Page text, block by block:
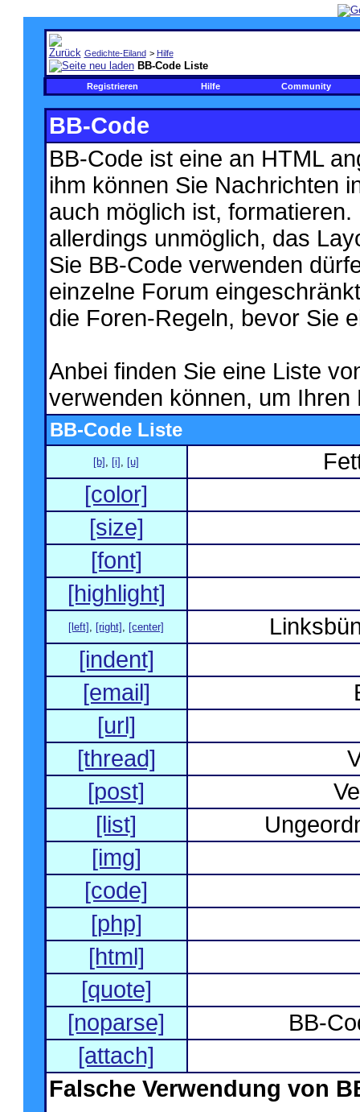
Gedichte-Eiland > Hilfe
BB-Code Liste
Registrieren Hilfe Community
BB-Code
BB-Code ist eine an HTML
ihm können Sie Nachrichten
auch möglich ist,
allerdings unmöglich, das
Sie BB-Code verwenden
einzelne Forum
die Foren-Regeln, bevor Sie
Anbei finden Sie eine Liste
verwenden können, um
BB-Code Liste
[b] , [i] , [u]
[color]
[size]
[font]
[highlight]
[left] , [right] , [center]
[indent]
[email]
[url]
[thread]
[post]
[list]
[img]
[code]
[php]
[html]
[quote]
[noparse]
BB-
[attach]
Falsche Verwendung von